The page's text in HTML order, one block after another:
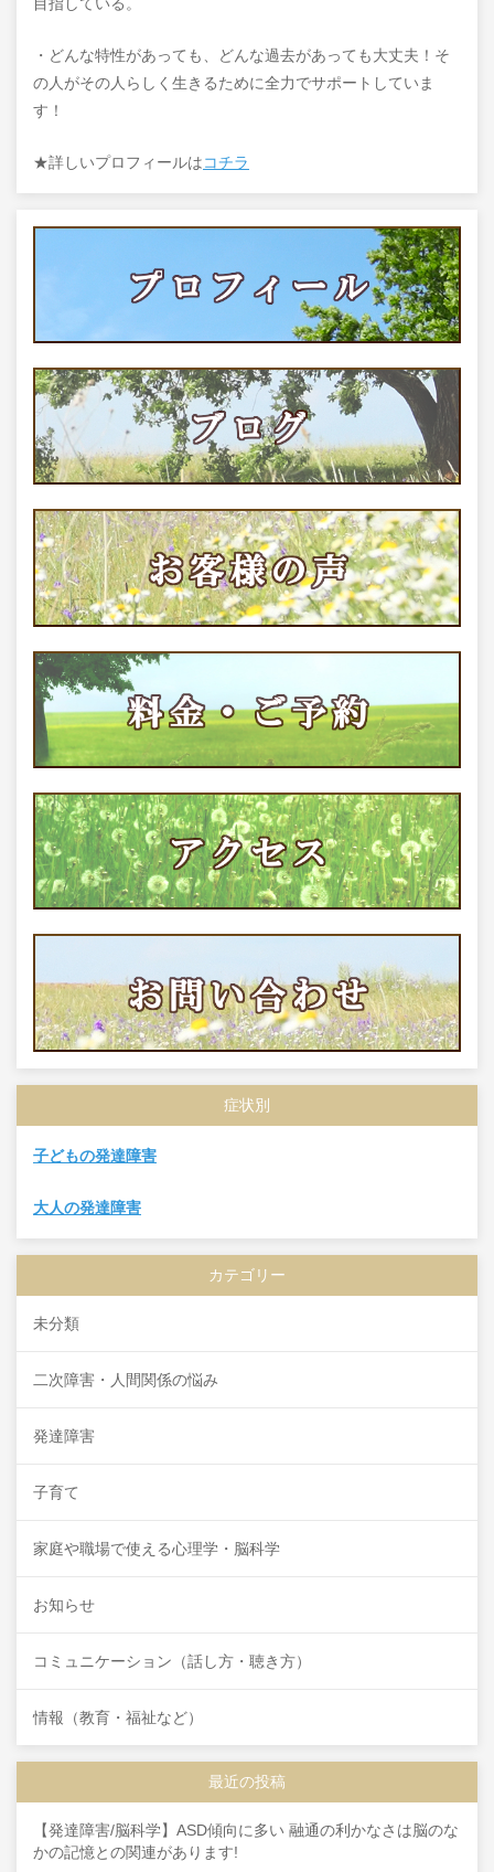
・どんな特性があっても、どんな過去があっても大丈夫！そ
の人がその人らしく生きるために全力でサポートしていま
す！
★詳しいプロフィールはコチラ
症状別
子どもの発達障害
大人の発達障害
カテゴリー
未分類
二次障害・人間関係の悩み
発達障害
子育て
家庭や職場で使える心理学・脳科学
お知らせ
コミュニケーション（話し方・聴き方）
情報（教育・福祉など）
最近の投稿
【発達障害/脳科学】ASD傾向に多い 融通の利かなさは脳のな
かの記憶との関連があります!